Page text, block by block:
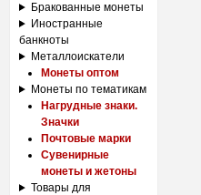
Бракованные монеты
Иностранные
банкноты
Металлоискатели
Монеты оптом
Монеты по тематикам
Нагрудные знаки.
Значки
Почтовые марки
Сувенирные
монеты и жетоны
Товары для